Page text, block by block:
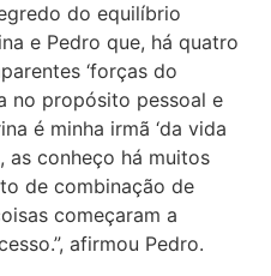
do equilíbrio
e Pedro que, há quatro
‘forças do
no propósito pessoal e
é minha irmã ‘da vida
as conheço há muitos
de combinação de
começaram a
afirmou Pedro.